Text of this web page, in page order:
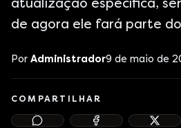
atualização específica,
de agora ele fará parte
Por Administrador9 de maio de
COMPARTILHAR